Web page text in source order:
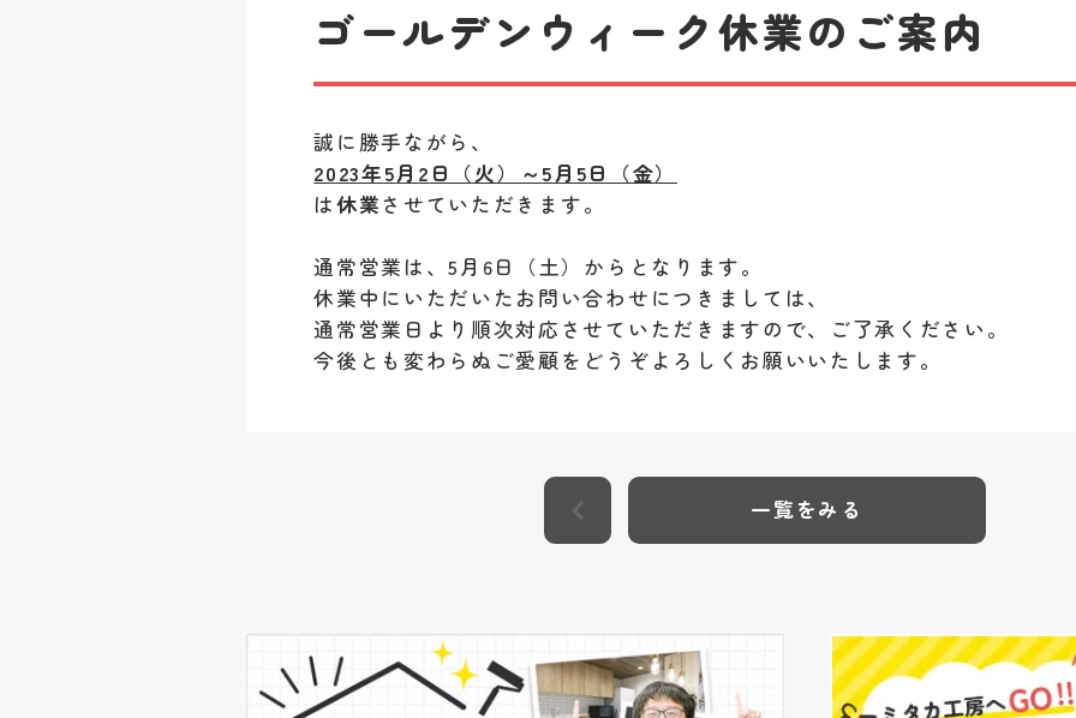
ゴールデンウィーク休業のご案内
誠に勝手ながら、
2023年5月 2 日（火）～ 5月5日（金）
は休業させていただきます。
通常営業は、5月6日（土）からとなります。
休業中にいただいたお問い合わせにつきましては、
通常営業日より順次対応させていただきますので、ご了承ください。
今後とも変わらぬご愛顧をどうぞよろしくお願いいたします。
一覧をみる